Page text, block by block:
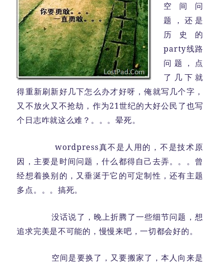
空间问
题，还是
历史的
party线路
问题，点
了几下就
得重新刷新好几下怎么办才好呀，俺就写几个字，
又不放火又不抢劫，作为21世纪的大好公民了也写
个日志咋就这么难？。。。晕死。
wordpress真不是人用的，不是技术原
因，主要是时间问题，什么都得自己去弄。。。曾
经想着换别的，又垂涎于它的可定制性，还有主题
多点。。。搞死。
没话说了，晚上折腾了一些细节问题，想
追求完美是不可能的，慢慢来吧，一切都会好的。
空间是要换了，又要搬家了，本人向来是